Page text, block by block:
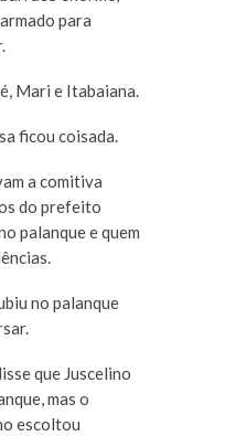
para
Mari e Itabaiana.
ficou coisada.
a comitiva
do prefeito
palanque e quem
no palanque
que Juscelino
mas o
escoltou